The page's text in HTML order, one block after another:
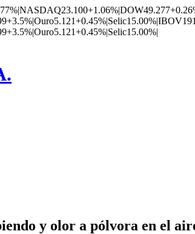
|NASDAQ23.100+1.06%|DOW49.277
+3.5%|Ouro5.121+0.45%|Selic15.00%|IBOV
+3.5%|Ouro5.121+0.45%|Selic15.00%|
y olor a pólvora en el